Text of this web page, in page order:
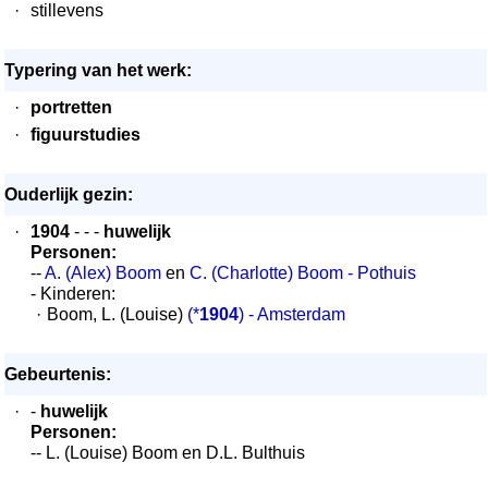
·
stillevens
Typering van het werk:
·
portretten
·
figuurstudies
Ouderlijk gezin:
·
1904 - - - huwelijk
Personen:
--A. (Alex) Boom en C. (Charlotte) Boom - Pothuis
- Kinderen:
· Boom, L. (Louise) (*1904) - Amsterdam
Gebeurtenis:
·
- huwelijk
Personen:
-- L. (Louise) Boom en D.L. Bulthuis